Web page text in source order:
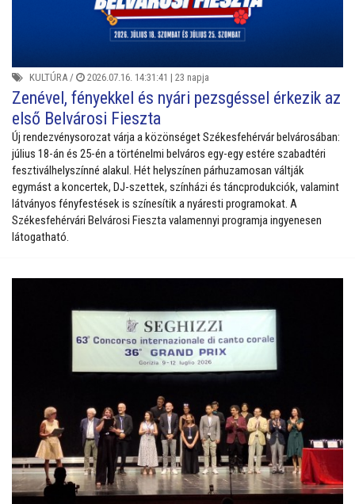
KULTÚRA / 2026.07.16. 14:31:41 | 23 napja
Zenével, fényekkel és nyári pezsgéssel érkezik az
első Belvárosi Fieszta
Új rendezvénysorozat várja a közönséget Székesfehérvár belvárosában:
július 18-án és 25-én a történelmi belváros egy-egy estére szabadtéri
fesztiválhelyszínné alakul. Hét helyszínen párhuzamosan váltják
egymást a koncertek, DJ-szettek, színházi és táncprodukciók, valamint
látványos fényfestések is színesítik a nyáresti programokat. A
Székesfehérvári Belvárosi Fieszta valamennyi programja ingyenesen
látogatható.